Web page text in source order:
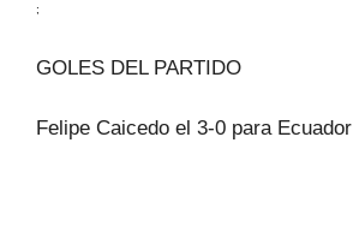
;
GOLES DEL PARTIDO
Felipe Caicedo el 3-0 para Ecuador